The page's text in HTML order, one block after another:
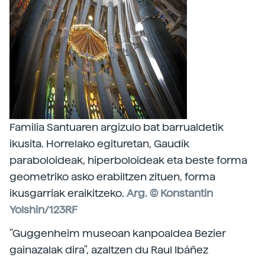
Familia Santuaren argizulo bat barrualdetik
ikusita. Horrelako egituretan, Gaudík
paraboloideak, hiperboloideak eta beste forma
geometriko asko erabiltzen zituen, forma
ikusgarriak eraikitzeko. Arg. © Konstantin
Yolshin/123RF
"Guggenheim museoan kanpoaldea Bezier
gainazalak dira", azaltzen du Raul Ibáñez